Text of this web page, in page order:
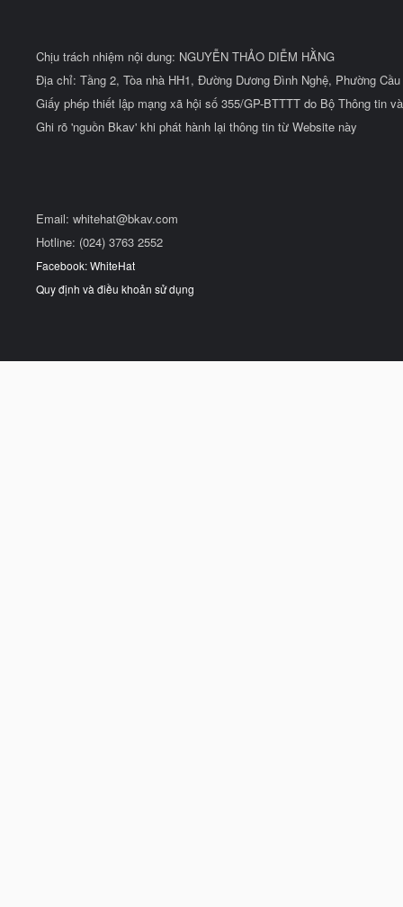
Chịu trách nhiệm nội dung: NGUYỄN THẢO DIỄM HẰNG
Địa chỉ: Tầng 2, Tòa nhà HH1, Đường Dương Đình Nghệ, Phường
Giấy phép thiết lập mạng xã hội số 355/GP-BTTTT do Bộ Thông tin
Ghi rõ 'nguồn Bkav' khi phát hành lại thông tin từ Website này
Email: whitehat@bkav.com
Hotline: (024) 3763 2552
Facebook: WhiteHat
Quy định và điều khoản sử dụng